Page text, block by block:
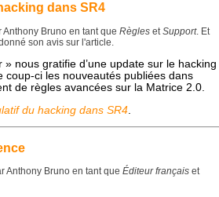
dans SR4
Bruno en tant que Règleset Support. Et
son avis sur l'article.
» nous gratifie d’une update sur le hacking
coup-ci les nouveautés publiées dans
de règles avancées sur la Matrice 2.0.
du hacking dans SR4.
Anthony Bruno en tant que Éditeur françaiset